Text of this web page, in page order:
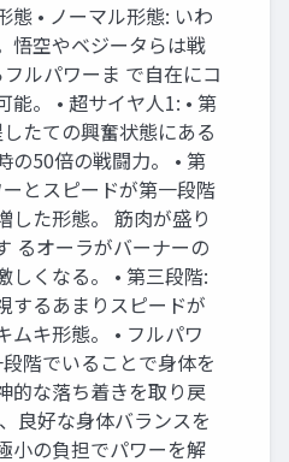
態 • ノーマル形態: いわ
悟空やベジータらは戦
ルパワーま で自在にコ
能。 • 超サイヤ人1: • 第
たての興奮状態にある
の50倍の戦闘力。 • 第
とスピードが第一段階
した形態。 筋肉が盛り
るオーラがバーナーの
しくなる。 • 第三段階:
するあまりスピードが
ムキ形態。 • フルパワ
階でいることで身体を
的な落ち着きを取り戻
良好な身体バランスを
小の負担でパワーを解